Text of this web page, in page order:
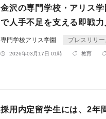
金沢の専門学校・アリス
で人手不足を支える即戦
専門学校アリス学園 プレスリリー
2026年03月17日 01時 教育
採用内定留学生には、2年